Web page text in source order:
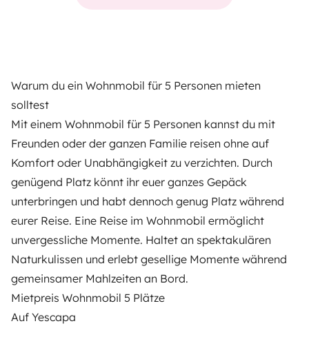
Warum du ein Wohnmobil für 5 Personen mieten
solltest
Mit einem Wohnmobil für 5 Personen kannst du mit
Freunden oder der ganzen Familie reisen ohne auf
Komfort oder Unabhängigkeit zu verzichten. Durch
genügend Platz könnt ihr euer ganzes Gepäck
unterbringen und habt dennoch genug Platz während
eurer Reise. Eine Reise im Wohnmobil ermöglicht
unvergessliche Momente. Haltet an spektakulären
Naturkulissen und erlebt gesellige Momente während
gemeinsamer Mahlzeiten an Bord.
Mietpreis Wohnmobil 5 Plätze
Auf Yescapa